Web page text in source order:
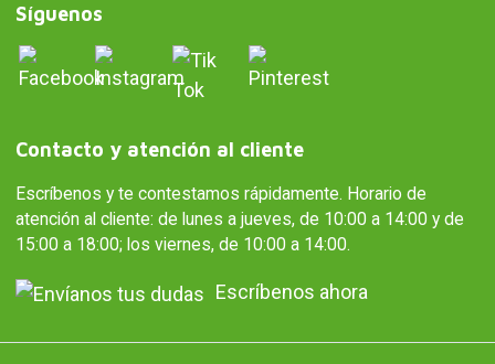
Síguenos
Contacto y atención al cliente
Escríbenos y te contestamos rápidamente. Horario de
atención al cliente: de lunes a jueves, de 10:00 a 14:00 y de
15:00 a 18:00; los viernes, de 10:00 a 14:00.
Escríbenos ahora